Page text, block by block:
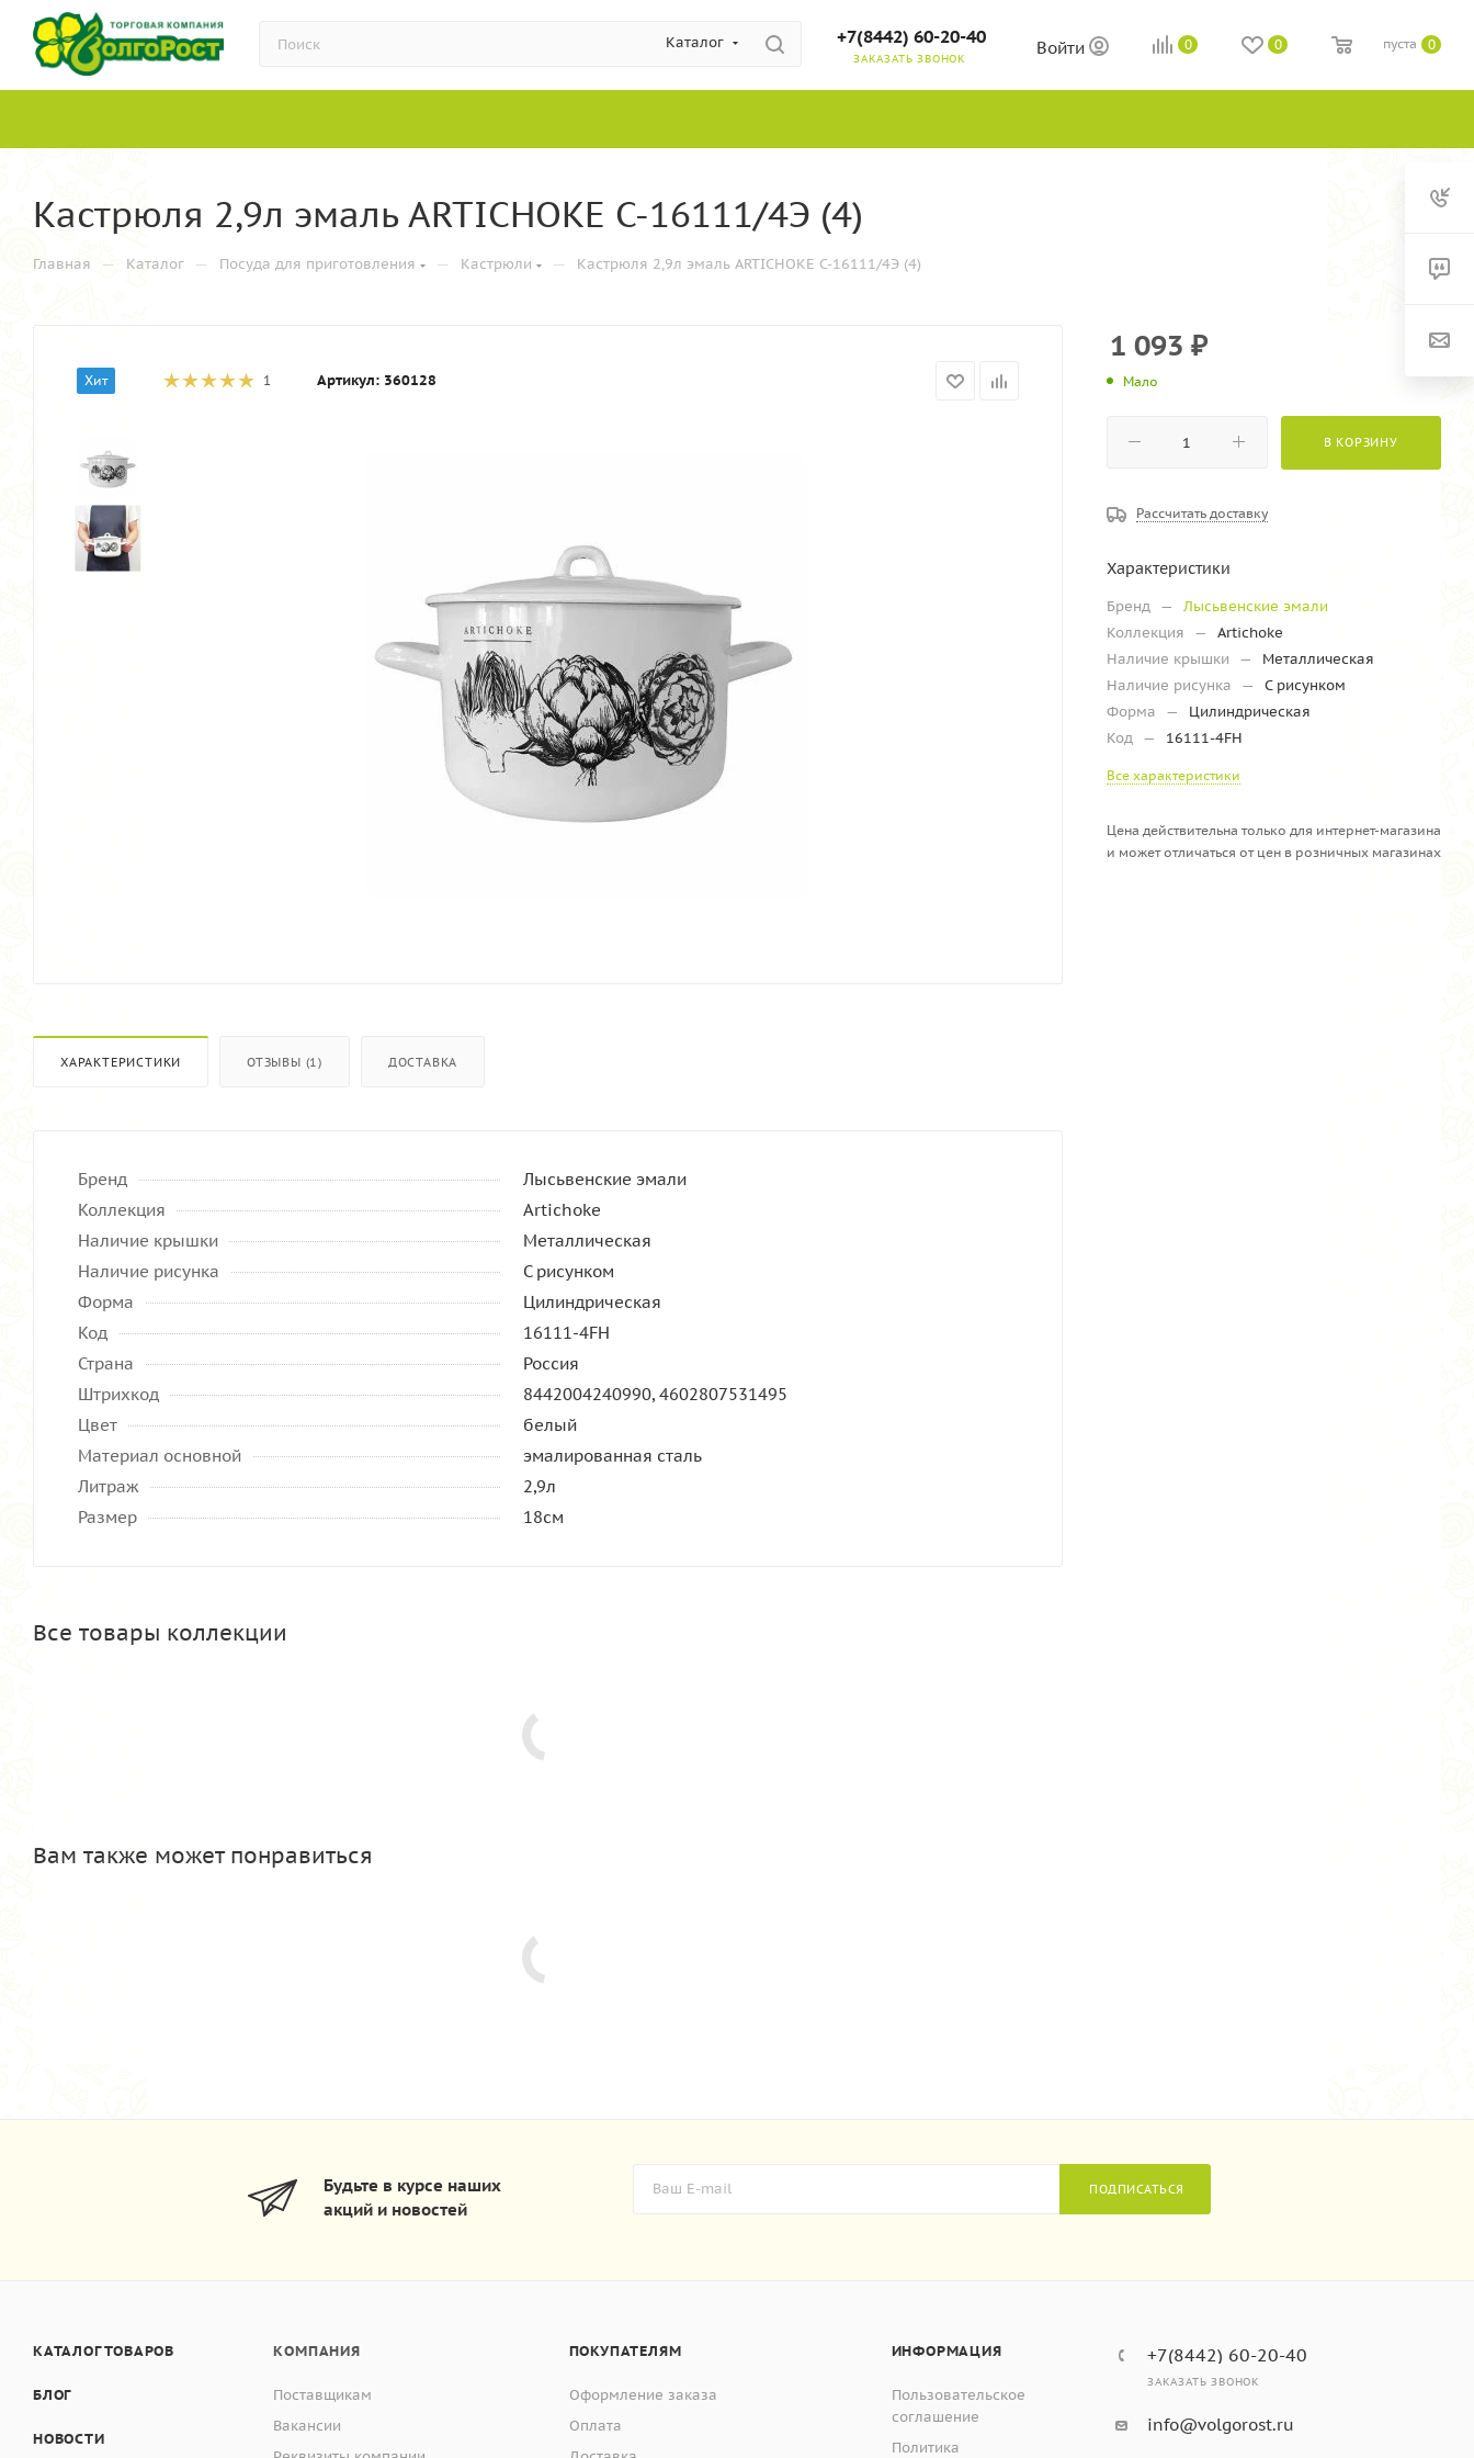
Каталог +7(8442) 60-20-40
ЗАКАЗАТЬ ЗВОНОК
Войти 0 0 0
пуста
Кастрюля 2,9л эмаль ARTICHOKE С-16111/4Э (4)
Главная — Каталог — Посуда для приготовления — Кастрюли — Кастрюля 2,9л эмаль ARTICHOKE С-16111/4Э (4)
Хит 1 Артикул: 360128
ХАРАКТЕРИСТИКИ ОТЗЫВЫ (1) ДОСТАВКА
Бренд
Лысьвенские эмали
Коллекция
Artichoke
Наличие крышки
Металлическая
Наличие рисунка
С рисунком
Форма
Цилиндрическая
Код
16111-4FH
Страна
Россия
Штрихкод
8442004240990, 4602807531495
Цвет
белый
Материал основной
эмалированная сталь
Литраж
2,9л
Размер
18см
Все товары коллекции
Вам также может понравиться
1 093 ₽
Мало
В КОРЗИНУ
Рассчитать доставку
Характеристики
Бренд —
Лысьвенские эмали
Коллекция
—
Artichoke
Наличие крышки
—
Металлическая
Наличие рисунка
—
С рисунком
Форма
—
Цилиндрическая
Код — 16111-4FH
Все характеристики
Цена действительна только для интернет-магазина
и может отличаться от цен в розничных магазинах
Будьте в курсе наших
акций и новостей
ПОДПИСАТЬСЯ
КАТАЛОГ ТОВАРОВ
БЛОГ
НОВОСТИ
КОМПАНИЯ
Поставщикам
Вакансии
ПОКУПАТЕЛЯМ
Оформление заказа
Оплата
ИНФОРМАЦИЯ
Пользовательское
соглашение
Политика
+7(8442) 60-20-40
ЗАКАЗАТЬ ЗВОНОК
info@volgorost.ru